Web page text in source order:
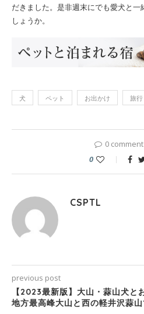
だきました。是非週末にでも愛犬と
しょうか。
犬 ペット お出かけ 旅行
0 comment
0
CSPTL
previous post
【2023最新版】大山・蒜山犬と
地方最高峰大山と西の軽井沢蒜